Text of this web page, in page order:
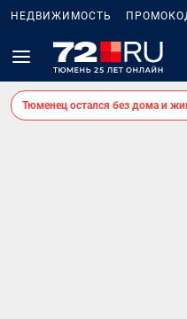
НЕДВИЖИМОСТЬ
Тюменец остался без дома и